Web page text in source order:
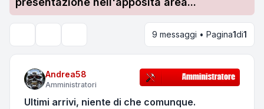
9 messaggi • Pagina1di1
Andrea58
Amministratori
Ultimi arrivi, niente di che comunque.